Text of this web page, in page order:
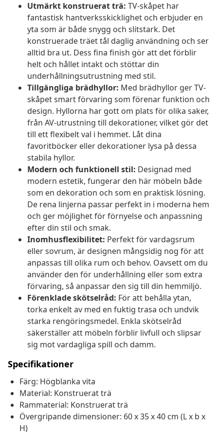
Utmärkt konstruerat trä: TV-skåpet har
fantastisk hantverksskicklighet och erbjuder en
yta som är både snygg och slitstark. Det
konstruerade träet tål daglig användning och ser
alltid bra ut. Dess fina finish gör att det förblir
helt och hållet intakt och stöttar din
underhållningsutrustning med stil.
Tillgängliga brädhyllor: Med brädhyllor ger TV-
skåpet smart förvaring som förenar funktion och
design. Hyllorna har gott om plats för olika saker,
från AV-utrustning till dekorationer, vilket gör det
till ett flexibelt val i hemmet. Låt dina
favoritböcker eller dekorationer lysa på dessa
stabila hyllor.
Modern och funktionell stil: Designad med
modern estetik, fungerar den här möbeln både
som en dekoration och som en praktisk lösning.
De rena linjerna passar perfekt in i moderna hem
och ger möjlighet för förnyelse och anpassning
efter din stil och smak.
Inomhusflexibilitet: Perfekt för vardagsrum
eller sovrum, är designen mångsidig nog för att
anpassas till olika rum och behov. Oavsett om du
använder den för underhållning eller som extra
förvaring, så anpassar den sig till din hemmiljö.
Förenklade skötselråd: För att behålla ytan,
torka enkelt av med en fuktig trasa och undvik
starka rengöringsmedel. Enkla skötselråd
säkerställer att möbeln förblir livfull och slipsar
sig mot vardagliga spill och damm.
Specifikationer
Färg: Högblanka vita
Material: Konstruerat trä
Rammaterial: Konstruerat trä
Övergripande dimensioner: 60 x 35 x 40 cm (L x b x
H)